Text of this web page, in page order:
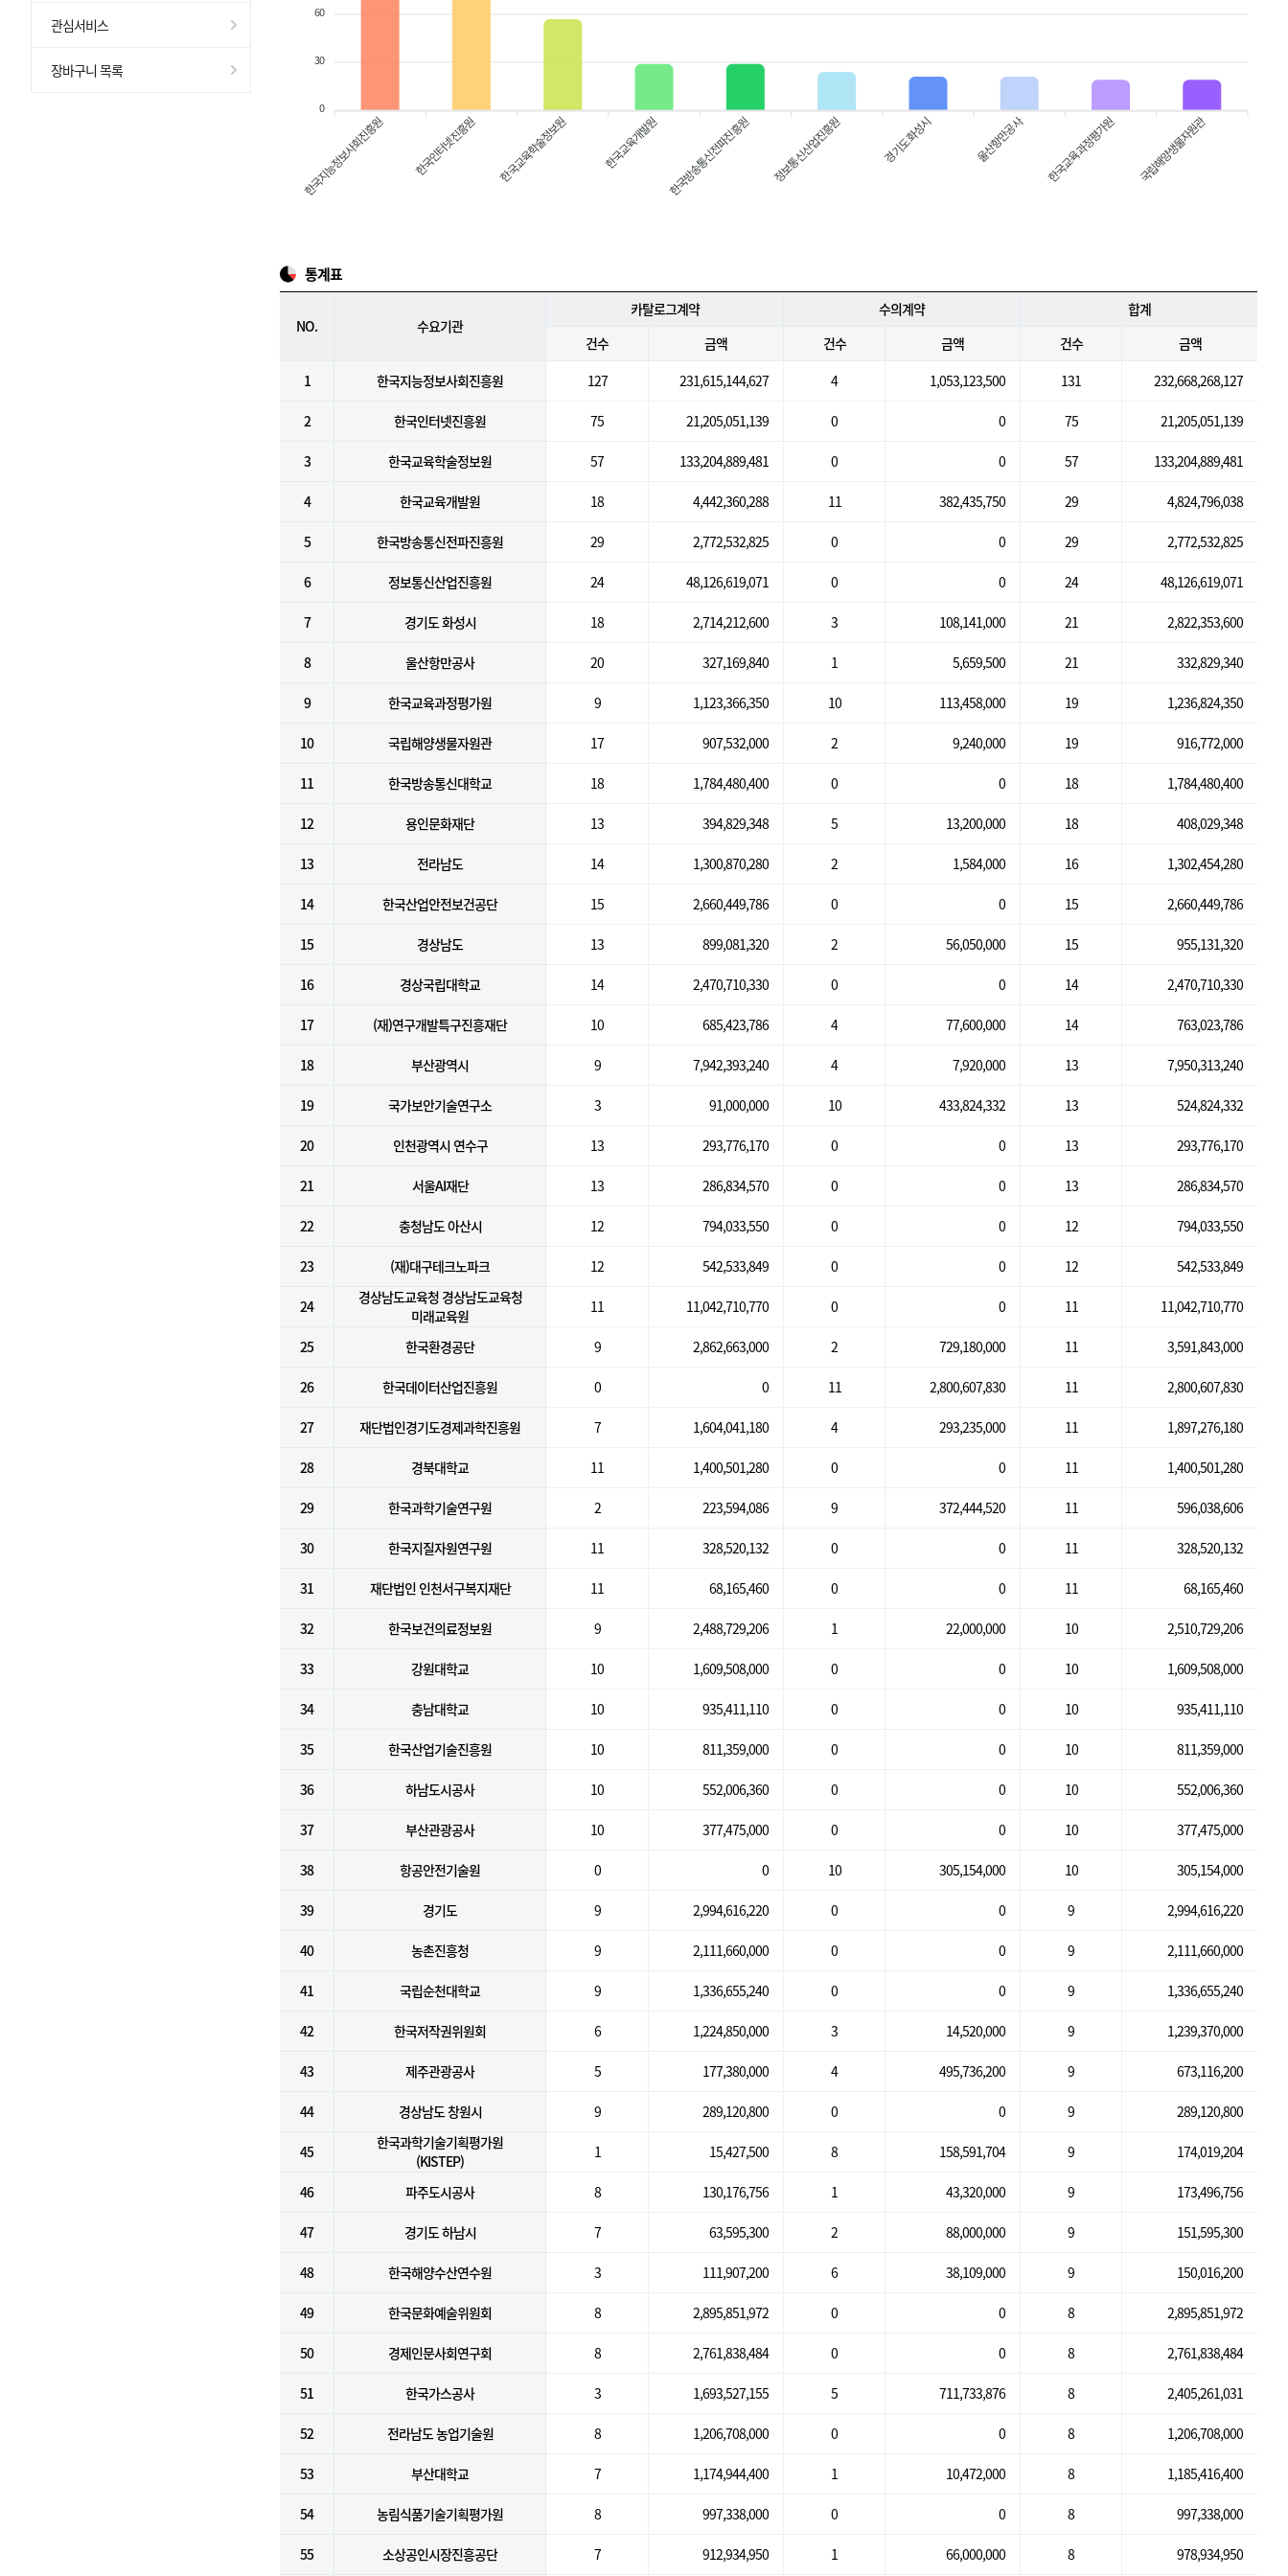
관심서비스
장바구니 목록
60
30
0
한국지능정보사회진흥원 한국인터넷진흥원 한국교육학술정보원 한국교육개발원 한국방송통신전파진흥원 정보통신산업진흥원 경기도 화성시 울산항만공사 한국교육과정평가원 국립해양생물자원관
통계표
NO. 수요기관
카탈로그계약 수의계약
합계
건수
금액 건수 금액 건수
금액
1
한국지능정보사회진흥원 127 231,615,144,627 4 1,053,123,500 131 232,668,268,127
2 한국인터넷진흥원 75 21,205,051,139 0 0 75 21,205,051,139
3 한국교육학술정보원 57 133,204,889,481 0 0 57 133,204,889,481
4 한국교육개발원 18 4,442,360,288 11 382,435,750 29 4,824,796,038
5 한국방송통신전파진흥원 29 2,772,532,825 0 0 29 2,772,532,825
6 정보통신산업진흥원 24 48,126,619,071 0 0 24 48,126,619,071
7 경기도 화성시 18 2,714,212,600 3 108,141,000 21 2,822,353,600
8 울산항만공사 20 327,169,840 1 5,659,500 21 332,829,340
9 한국교육과정평가원 9 1,123,366,350 10 113,458,000 19 1,236,824,350
10 국립해양생물자원관 17 907,532,000 2 9,240,000 19 916,772,000
11 한국방송통신대학교 18 1,784,480,400 0 0 18 1,784,480,400
12 용인문화재단 13 394,829,348 5 13,200,000 18 408,029,348
13 전라남도 14 1,300,870,280 2 1,584,000 16 1,302,454,280
14 한국산업안전보건공단 15 2,660,449,786 0 0 15 2,660,449,786
15 경상남도 13 899,081,320 2 56,050,000 15 955,131,320
16 경상국립대학교 14 2,470,710,330 0 0 14 2,470,710,330
17 (재)연구개발특구진흥재단 10 685,423,786 4 77,600,000 14 763,023,786
18 부산광역시 9 7,942,393,240 4 7,920,000 13 7,950,313,240
19 국가보안기술연구소 3 91,000,000 10 433,824,332 13 524,824,332
20 인천광역시 연수구 13 293,776,170 0 0 13 293,776,170
21 서울AI재단 13 286,834,570 0 0 13 286,834,570
22 충청남도 아산시 12 794,033,550 0 0 12 794,033,550
23 (재)대구테크노파크 12 542,533,849 0 0 12 542,533,849
24
경상남도교육청 경상남도교육청
미래교육원
11 11,042,710,770 0 0 11 11,042,710,770
25 한국환경공단 9 2,862,663,000 2 729,180,000 11 3,591,843,000
26 한국데이터산업진흥원 0 0 11 2,800,607,830 11 2,800,607,830
27 재단법인경기도경제과학진흥원 7 1,604,041,180 4 293,235,000 11 1,897,276,180
28 경북대학교 11 1,400,501,280 0 0 11 1,400,501,280
29 한국과학기술연구원 2 223,594,086 9 372,444,520 11 596,038,606
30 한국지질자원연구원 11 328,520,132 0 0 11 328,520,132
31 재단법인 인천서구복지재단 11 68,165,460 0 0 11 68,165,460
32 한국보건의료정보원 9 2,488,729,206 1 22,000,000 10 2,510,729,206
33 강원대학교 10 1,609,508,000 0 0 10 1,609,508,000
34 충남대학교 10 935,411,110 0 0 10 935,411,110
35 한국산업기술진흥원 10 811,359,000 0 0 10 811,359,000
36 하남도시공사 10 552,006,360 0 0 10 552,006,360
37 부산관광공사 10 377,475,000 0 0 10 377,475,000
38 항공안전기술원 0 0 10 305,154,000 10 305,154,000
39 경기도 9 2,994,616,220 0 0 9 2,994,616,220
40 농촌진흥청 9 2,111,660,000 0 0 9 2,111,660,000
41 국립순천대학교 9 1,336,655,240 0 0 9 1,336,655,240
42 한국저작권위원회 6 1,224,850,000 3 14,520,000 9 1,239,370,000
43 제주관광공사 5 177,380,000 4 495,736,200 9 673,116,200
44 경상남도 창원시 9 289,120,800 0 0 9 289,120,800
45
한국과학기술기획평가원
(KISTEP)
1 15,427,500 8 158,591,704 9 174,019,204
46 파주도시공사 8 130,176,756 1 43,320,000 9 173,496,756
47 경기도 하남시 7 63,595,300 2 88,000,000 9 151,595,300
48 한국해양수산연수원 3 111,907,200 6 38,109,000 9 150,016,200
49 한국문화예술위원회 8 2,895,851,972 0 0 8 2,895,851,972
50 경제인문사회연구회 8 2,761,838,484 0 0 8 2,761,838,484
51 한국가스공사 3 1,693,527,155 5 711,733,876 8 2,405,261,031
52 전라남도 농업기술원 8 1,206,708,000 0 0 8 1,206,708,000
53 부산대학교 7 1,174,944,400 1 10,472,000 8 1,185,416,400
54 농림식품기술기획평가원 8 997,338,000 0 0 8 997,338,000
55 소상공인시장진흥공단 7 912,934,950 1 66,000,000 8 978,934,950